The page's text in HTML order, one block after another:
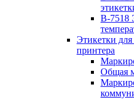
B-7518
Этикетки
принтера
Общая